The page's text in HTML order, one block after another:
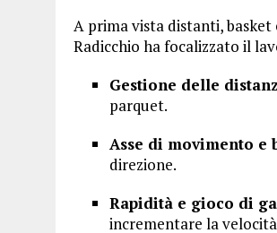
A prima vista distanti,
Radicchio ha focalizzato il
Gestione delle
parquet.
Asse di movimento e
direzione.
Rapidità e gioco di
incrementare la